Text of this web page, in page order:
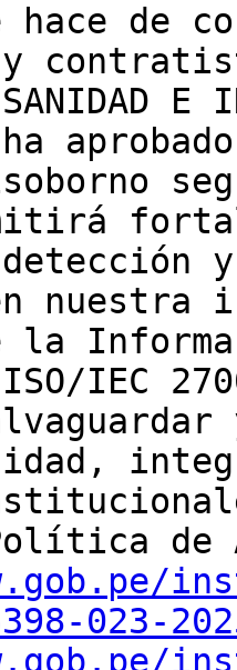
hace de
E
ha
la
ISO/IEC
de
023-